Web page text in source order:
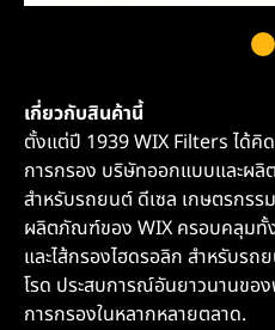
เกี่ยวกับสินค้านี้
ตั้งแต่ปี 1939 WIX Filters ได้คิ
การกรอง บริษัทออกแบบและผลิ
สำหรับรถยนต์ ดีเซล เกษตรกรร
ผลิตภัณฑ์ของ WIX ครอบคลุมทั้
และไส้กรองไฮดรอลิก สำหรับร
โรด ประสบการณ์อันยาวนานขอ
การกรองในหลากหลายตลาด.